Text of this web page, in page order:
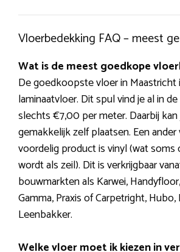
Vloerbedekking FAQ – meest
Wat is de meest goedkope
De goedkoopste vloer in Maastricht
laminaatvloer. Dit spul vind je al in
slechts €7,00 per meter. Daarbij
gemakkelijk zelf plaatsen. Een
voordelig product is vinyl (wat
wordt als zeil). Dit is verkrijgbaar
bouwmarkten als Karwei,
Gamma, Praxis of Carpetright,
Leenbakker.
Welke vloer moet ik kiezen in